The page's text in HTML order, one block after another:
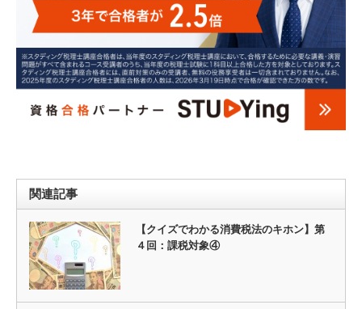
関連記事
【クイズでわかる消費税法のキホン】第
４回：課税対象④